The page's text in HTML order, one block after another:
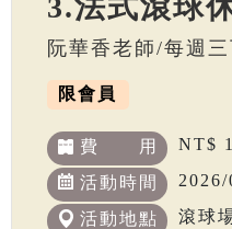
3.法式滾球
阮華香老師/每週
限會員
費 用 NT$
活動時間
活動地點 滾球